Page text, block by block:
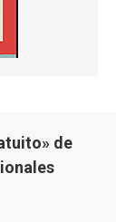
de